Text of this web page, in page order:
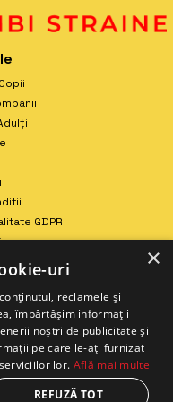
GDPR
×
uri
reclamele și
împărtășim informații
noștri de publicitate și
pe care le-ați furnizat
lor. Află mai multe
REFUZĂ TOT